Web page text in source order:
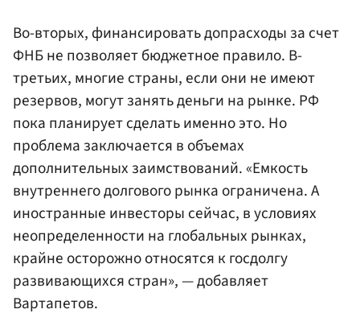
Во-вторых, финансировать допрасходы за счет
ФНБ не позволяет бюджетное правило. В-
третьих, многие страны, если они не имеют
резервов, могут занять деньги на рынке. РФ
пока планирует сделать именно это. Но
проблема заключается в объемах
дополнительных заимствований. «Емкость
внутреннего долгового рынка ограничена. А
иностранные инвесторы сейчас, в условиях
неопределенности на глобальных рынках,
крайне осторожно относятся к госдолгу
развивающихся стран», — добавляет
Вартапетов.